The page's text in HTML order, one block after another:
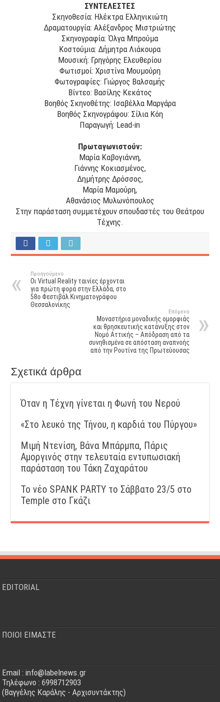
ΣΥΝΤΕΛΕΣΤΕΣ
Σκηνοθεσία: Ηλέκτρα Ελληνικιώτη
Δραματουργία: Αλέξανδρος Μιστριώτης
Σκηνογραφία: Όλγα Μπρούμα
Κοστούμια: Δήμητρα Λιάκουρα
Μουσική: Γρηγόρης Ελευθερίου
Φωτισμοί: Χριστίνα Μουμούρη
Φωτογραφίες: Γιώργος Βαλσαμής
Βίντεο: Βασίλης Κεκάτος
Βοηθός Σκηνοθέτης: Ισαβέλλα Μαργάρα
Βοηθός Σκηνογράφου: Σίλια Κόη
Παραγωγή: Lead-in
Πρωταγωνιστούν:
Μαρία Καβογιάννη,
Γιάννης Κοκιασμένος,
Δημήτρης Δρόσσος,
Μαρία Μαμούρη,
Αθανάσιος Μυλωνόπουλος
Στην παράσταση συμμετέχουν σπουδαστές του Θεάτρου
Τέχνης.
Προηγούμενο
Οι Virtual Reality ταινίες έρχονται
για πρώτη φορά στην Ελλάδα, στο
58ο Φεστιβάλ Κινηματογράφου
Θεσσαλονίκης
Επόμενο
Μοναστήρια μοναδικής ομορφιάς
και θρησκευτικής κατάνυξης στον
Νομό Αττικής – Απόδραση από τα
συνηθισμένα σε απόσταση αναπνοής
από την Ρουτίνα της Πρωτεύουσας
Σχετικά άρθρα
Όταν η Τέχνη γίνεται η Φωνή του Νερού
«Στο λευκό της Τήνου, η καρδιά του Πύργου»
Μιμή Ντενίση, Βάνα Μπάρμπα, Πάρις
Αμοργινός στην τελευταία εντυπωσιακή
παράσταση του Τάκη Ζαχαράτου
Το νέο SPANK PARTY το Σάββατο 23/5 στο
Temple στο Γκάζι
EDITORIAL
ΠΟΙΟΙ ΕΙΜΑΣΤΕ
Email : info@labelnews.gr
Τηλέφωνο : 6998712903
(Βαγγέλης Καράλης - Αρχισυντάκτης)